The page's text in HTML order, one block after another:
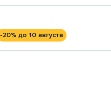
-20% до 10 августа